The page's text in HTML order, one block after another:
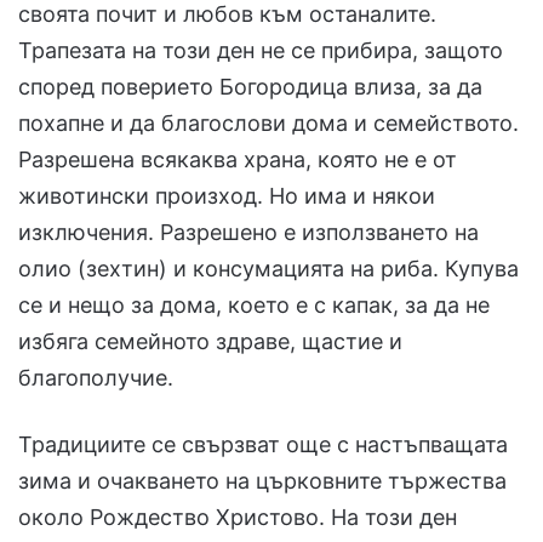
своята почит и любов към останалите.
Трапезата на този ден не се прибира, защото
според поверието Богородица влиза, за да
похапне и да благослови дома и семейството.
Разрешена всякаква храна, която не е от
животински произход. Но има и някои
изключения. Разрешено е използването на
олио (зехтин) и консумацията на риба. Купува
се и нещо за дома, което е с капак, за да не
избяга семейното здраве, щастие и
благополучие.
Традициите се свързват още с настъпващата
зима и очакването на църковните тържества
около Рождество Христово. На този ден